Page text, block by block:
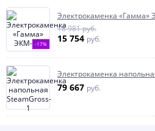
-17%
Электрокаменка «Гамма»
18 981 руб.
15 754 руб.
Электрокаменка
79 667 руб.